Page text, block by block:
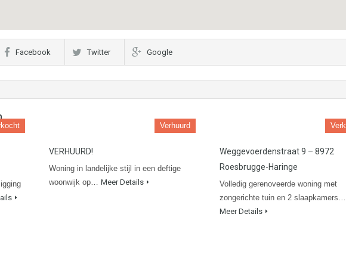
Facebook Twitter Google
Verhuurd
VERHUURD!
Woning in landelijke stijl in een deftige
woonwijk op… Meer Details
Weggevoerdenstraat 9 – 8972
Roesbrugge-Haringe
Volledig gerenoveerde woning met
zongerichte tuin en 2 slaapkamers.…
Meer Details